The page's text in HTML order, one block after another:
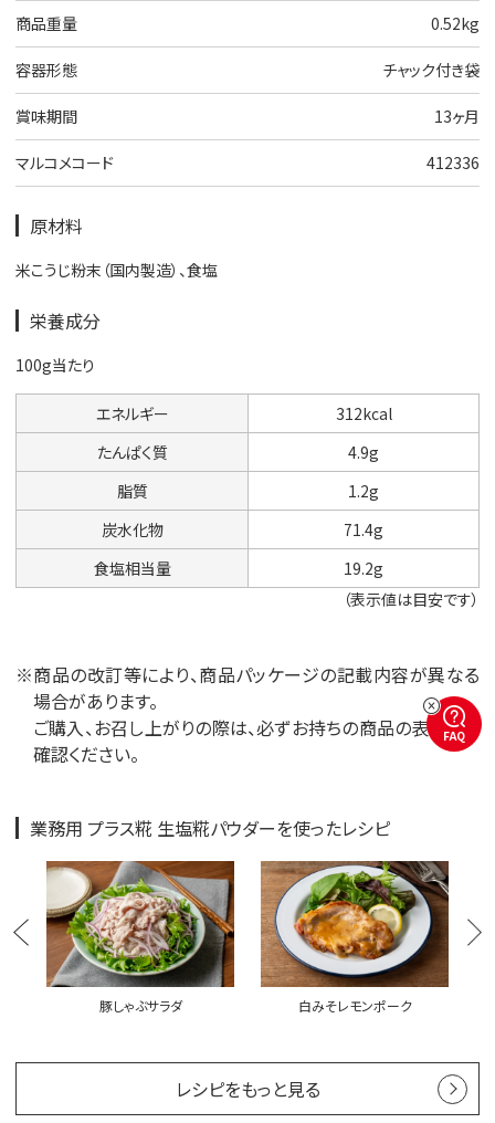
商品重量 0.52kg
容器形態 チャック付き袋
賞味期間 13ヶ月
マルコメコード 412336
原材料
米こうじ粉末（国内製造）、食塩
栄養成分
100g当たり
エネルギー
312kcal
たんぱく質
4.9g
脂質
1.2g
炭水化物
71.4g
食塩相当量
19.2g
（表示値は目安です）
※商品の改訂等により、商品パッケージの記載内容が異なる
場合があります。
ご購入、お召し上がりの際は、必ずお持ちの商品の表示をご
確認ください。
業務用 プラス糀 生塩糀パウダーを使ったレシピ
豚しゃぶサラダ 白みそレモンポーク
レシピをもっと見る
FAQ